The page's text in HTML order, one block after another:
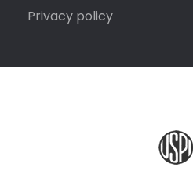
Privacy policy